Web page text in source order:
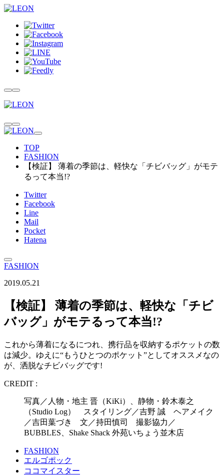
TOP
FASHION
【検証】 薄着の季節は、軽快な「チビバッグ」がモテ
るって本当!?
Twitter
Facebook
Line
Mail
Pocket
Hatena
FASHION
2019.05.21
【検証】 薄着の季節は、軽快な「チビ
バッグ」がモテるって本当!?
これから薄着になるにつれ、携行品を収納するポケットの数
は減少。ゆえに“もうひとつのポケット”としてオススメなの
が、洒脱なチビバッグです!
CREDIT :
写真／人物・地主 晋（KiKi）、静物・鈴木泰之
（Studio Log） スタイリング／吉野 誠 ヘアメイク
／吉田葉づき 文／持田慎司 撮影協力／
BUBBLES、Shake Shack 外苑いちょう並木店
FASHION
エルゴポック
ココマイスター